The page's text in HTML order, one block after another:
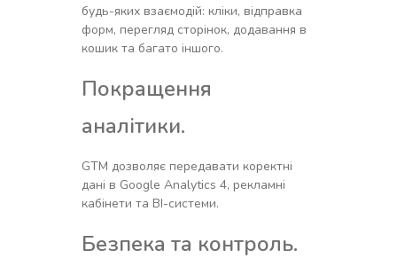
будь-яких взаємодій: кліки, відправка
форм, перегляд сторінок, додавання в
кошик та багато іншого.
Покращення
аналітики.
GTM дозволяє передавати коректні
дані в Google Analytics 4, рекламні
кабінети та BI-системи.
Безпека та контроль.